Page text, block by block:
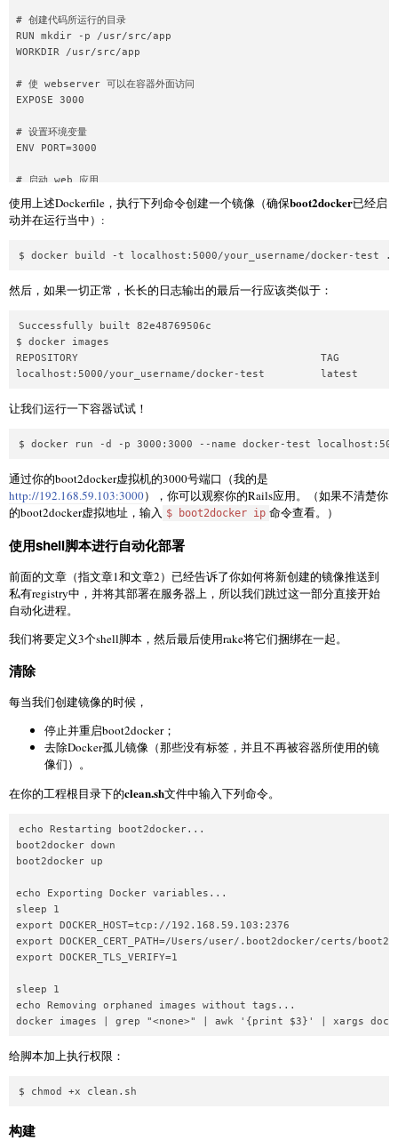
# 创建代码所运行的目录
RUN mkdir -p /usr/src/app
WORKDIR /usr/src/app
# 使 webserver 可以在容器外面访问
EXPOSE 3000
# 设置环境变量
ENV PORT=3000
# 启动 web 应用
CMD ["foreman","start"]
# 安装所需的 gems
ADD Gemfile.lock /usr/src/app/Gemfile.lock
ADD ./ /usr/src/app
# 运行 rake 任务
使用上述Dockerfile，执行下列命令创建一个镜像（确保boot2docker已经启
动并在运行当中）:
然后，如果一切正常，长长的日志输出的最后一行应该类似于：
Successfully built 82e48769506c
$ docker images
REPOSITORY                                       TAG
让我们运行一下容器试试！
通过你的boot2docker虚拟机的3000号端口（我的是
http://192.168.59.103:3000），你可以观察你的Rails应用。（如果不清楚你
的boot2docker虚拟地址，输入 $ boot2docker ip 命令查看。）
使用shell脚本进行自动化部署
前面的文章（指文章1和文章2）已经告诉了你如何将新创建的镜像推送到
私有registry中，并将其部署在服务器上，所以我们跳过这一部分直接开始
自动化进程。
我们将要定义3个shell脚本，然后最后使用rake将它们捆绑在一起。
清除
每当我们创建镜像的时候，
停止并重启boot2docker；
去除Docker孤儿镜像（那些没有标签，并且不再被容器所使用的镜
像们）。
在你的工程根目录下的clean.sh文件中输入下列命令。
echo Restarting boot2docker...
boot2docker down
boot2docker up
echo Exporting Docker variables...
sleep 1
export DOCKER_HOST=tcp://192.168.59.103:2376
export DOCKER_CERT_PATH=/Users/user/.boot2docker/certs/
export DOCKER_TLS_VERIFY=1
sleep 1
echo Removing orphaned images without tags...
给脚本加上执行权限：
构建